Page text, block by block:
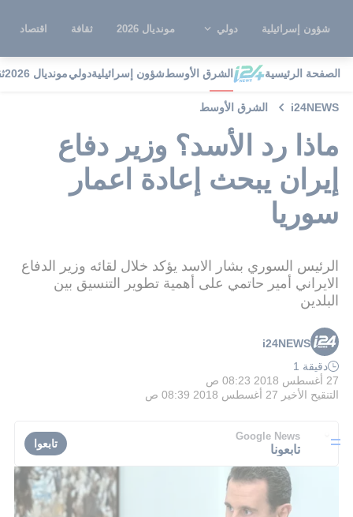
شؤون إسرائيلية دولي مونديال 2026 ثقافة اقتصاد
الصفحة الرئيسية الشرق الأوسطشؤون إسرائيليةدوليمونديال 2026
i24NEWS الشرق الأوسط
ماذا رد الأسد؟ وزير دفاع
إيران يبحث إعادة اعمار
سوريا
الرئيس السوري بشار الاسد يؤكد خلال لقائه وزير الدفاع
الايراني أمير حاتمي على أهمية تطوير التنسيق بين
البلدين
i24NEWS
دقيقة 1
27 أغسطس 2018 08:23 ص
التنقيح الأخير 27 أغسطس 2018 08:39 ص
Google News
تابعونا تابعوا